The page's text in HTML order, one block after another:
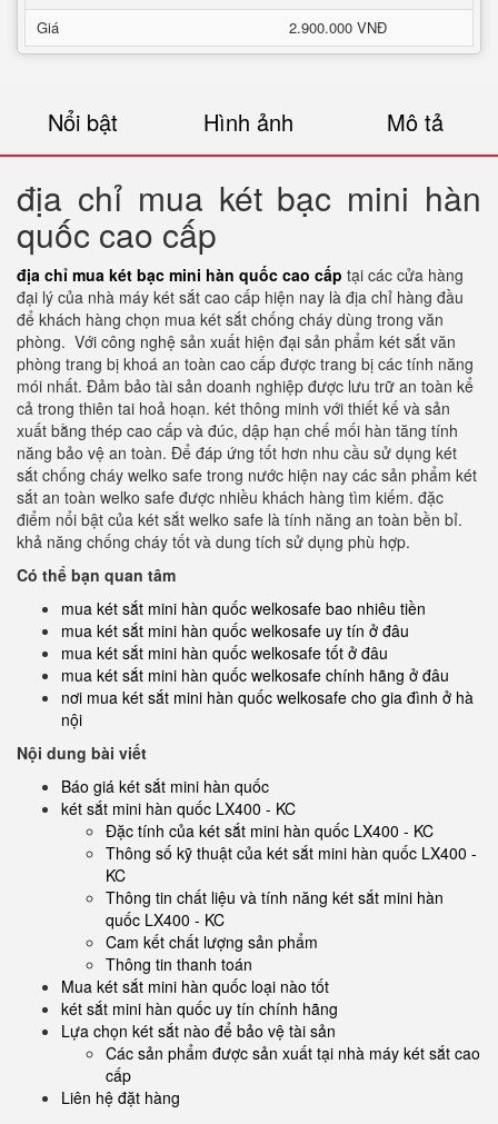
Giá
2.900.000 VNĐ
Nổi bật Hình ảnh Mô tả
địa chỉ mua két bạc mini hàn
quốc cao cấp
địa chỉ mua két bạc mini hàn quốc cao cấp tại các cửa hàng
đại lý của nhà máy két sắt cao cấp hiện nay là địa chỉ hàng đầu
để khách hàng chọn mua két sắt chống cháy dùng trong văn
phòng. Với công nghệ sản xuất hiện đại sản phẩm két sắt văn
phòng trang bị khoá an toàn cao cấp được trang bị các tính năng
mói nhất. Đảm bảo tài sản doanh nghiệp được lưu trữ an toàn kể
cả trong thiên tai hoả hoạn. két thông minh với thiết kế và sản
xuất bằng thép cao cấp và đúc, dập hạn chế mối hàn tăng tính
năng bảo vệ an toàn. Để đáp ứng tốt hơn nhu cầu sử dụng két
sắt chống cháy welko safe trong nước hiện nay các sản phẩm két
sắt an toàn welko safe được nhiều khách hàng tìm kiếm. đặc
điểm nổi bật của két sắt welko safe là tính năng an toàn bền bỉ.
khả năng chống cháy tốt và dung tích sử dụng phù hợp.
Có thể bạn quan tâm
mua két sắt mini hàn quốc welkosafe bao nhiêu tiền
mua két sắt mini hàn quốc welkosafe uy tín ở đâu
mua két sắt mini hàn quốc welkosafe tốt ở đâu
mua két sắt mini hàn quốc welkosafe chính hãng ở đâu
nơi mua két sắt mini hàn quốc welkosafe cho gia đình ở hà
nội
Nội dung bài viết
Báo giá két sắt mini hàn quốc
két sắt mini hàn quốc LX400 - KC
Đặc tính của két sắt mini hàn quốc LX400 - KC
Thông số kỹ thuật của két sắt mini hàn quốc LX400 -
KC
Thông tin chất liệu và tính năng két sắt mini hàn
quốc LX400 - KC
Cam kết chất lượng sản phẩm
Thông tin thanh toán
Mua két sắt mini hàn quốc loại nào tốt
két sắt mini hàn quốc uy tín chính hãng
Lựa chọn két sắt nào để bảo vệ tài sản
Các sản phẩm được sản xuất tại nhà máy két sắt cao
cấp
Liên hệ đặt hàng